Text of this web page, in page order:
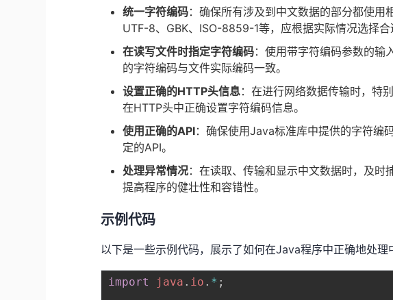
统一字符编码：确保所有涉及到中文数据的部分都使
UTF-8、GBK、ISO-8859-1等，应根据实际情况选择合
在读写文件时指定字符编码：使用带字符编码参数的输
的字符编码与文件实际编码一致。
设置正确的HTTP头信息：在进行网络数据传输时，特
在HTTP头中正确设置字符编码信息。
使用正确的API：确保使用Java标准库中提供的字符编
定的API。
处理异常情况：在读取、传输和显示中文数据时，及
提高程序的健壮性和容错性。
示例代码
以下是一些示例代码，展示了如何在Java程序中正确地处理
import java . io . * ;